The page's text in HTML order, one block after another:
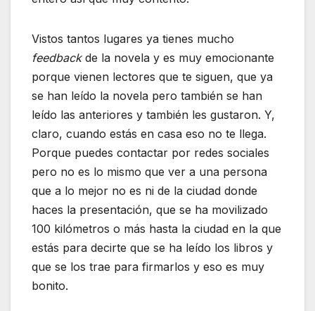
Vistos tantos lugares ya tienes mucho
feedback de la novela y es muy emocionante
porque vienen lectores que te siguen, que ya
se han leído la novela pero también se han
leído las anteriores y también les gustaron. Y,
claro, cuando estás en casa eso no te llega.
Porque puedes contactar por redes sociales
pero no es lo mismo que ver a una persona
que a lo mejor no es ni de la ciudad donde
haces la presentación, que se ha movilizado
100 kilómetros o más hasta la ciudad en la que
estás para decirte que se ha leído los libros y
que se los trae para firmarlos y eso es muy
bonito.